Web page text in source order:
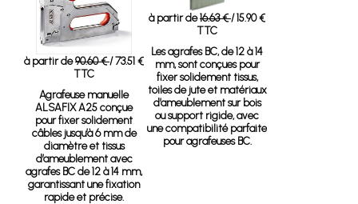
à partir de90.60 €/ 73.51 €
TTC
Agrafeuse manuelle
ALSAFIX A25conçue
pour fixer solidement
câbles jusqu’à 6 mm de
diamètre et tissus
d’ameublement avec
agrafes BC de 12 à 14 mm,
garantissant une fixation
rapide et précise.
à partir de16.63 €/ 15.90 €
TTC
Les agrafes BC, de 12 à 14
mm, sont conçues pour
fixer solidement tissus,
toiles de jute et matériaux
d’ameublement sur bois
ou support rigide, avec
une compatibilité parfaite
pour agrafeuses BC.